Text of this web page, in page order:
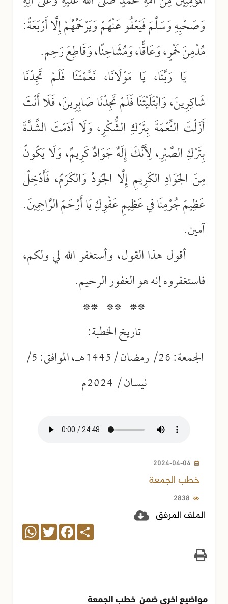
وَصَحْبِهِ وَسَلَّمَ فَيَعْفُو عَنْهُمْ وَيَرْحَمُهُمْ إِلَّا أَرْبَعَةً:
مُدْمِنَ خَمْرٍ، وَعَاقًّا، وَمُشَاحِنًا، وَقَاطِعَ رَحِم.
يَا رَبَّنَا، يَا مَوْلَانَا، نَعَّمْتَنَا فَلَمْ تَجِدْنَا
شَاكِرِينَ، وَابْتَلَيْتَنَا فَلَمْ تَجِدْنَا صَابِرِينَ، فَلَا أَنْتَ
أَزَلْتَ النِّعْمَةَ بِتَرْكِ الشُّكْرِ، وَلَا أَدَمْتَ الشِّدَّةَ
بِتَرْكِ الصَّبْرِ، لِأَنَّكَ إِلَهٌ جَوَادٌ كَرِيمٌ، وَلَا يَكُونُ
مِنَ الجَوَادِ الكَرِيمِ إِلَّا الجُودُ وَالكَرَمُ، فَأَدْخِلْ
عَظِيمَ جُرْمِنَا في عَظِيمِ عَفْوِكِ يَا أَرْحَمَ الرَّاحِمِينَ.
آمين.
أقول هذا القول، وأستغفر الله لي ولكم،
فاستغفروه إنه هو الغفور الرحيم.
** ** **
تاريخ الخطبة:
الجمعة: 26/ رمضان /1445هـ، الموافق: 5/
نيسان / 2024م
2024-04-04
خطب الجمعة
2838
الملف المرفق
Share
Facebook
Twitter
WhatsApp
مواضيع اخرى ضمن خطب الجمعة